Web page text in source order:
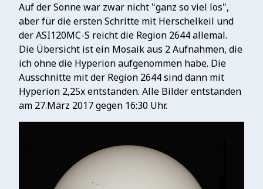
Auf der Sonne war zwar nicht "ganz so viel los",
aber für die ersten Schritte mit Herschelkeil und
der ASI120MC-S reicht die Region 2644 allemal.
Die Übersicht ist ein Mosaik aus 2 Aufnahmen, die
ich ohne die Hyperion aufgenommen habe. Die
Ausschnitte mit der Region 2644 sind dann mit
Hyperion 2,25x entstanden. Alle Bilder entstanden
am 27.März 2017 gegen 16:30 Uhr.